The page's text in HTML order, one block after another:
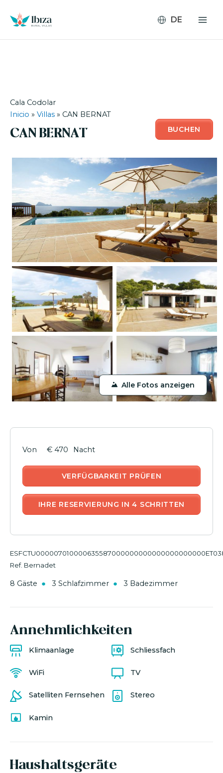
Inhalt
springen
Cala Codolar
Inicio » Villas » CAN BERNAT
CAN BERNAT BUCHEN
Alle Fotos anzeigen
Ref. Bernadet
8 Gäste 3 Schlafzimmer 3 Badezimmer
Annehmlichkeiten
Klimaanlage Schliessfach
WiFi TV
Satelliten Fernsehen Stereo
Kamin
Haushaltsgeräte
€ 470 Nacht
VERFÜGBARKEIT PRÜFEN
IHRE RESERVIERUNG IN 4 SCHRITTEN